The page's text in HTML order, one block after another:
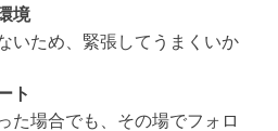
境
いため、緊張してうまくいか
ト
た場合でも、その場でフォロ